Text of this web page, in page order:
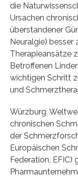
die
Ursachen
überstandener
Neuralgie) besser
Therapieansätze
Betroffenen
wichtigen Schritt
und
Würzburg.
chronischen
der
Europäischen
Federation, EFIC)